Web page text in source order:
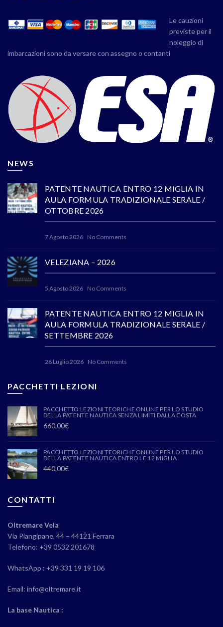
Le cauzioni
previste per il
noleggio di
imbarcazioni sono da versare con assegno o contanti
NEWS
PATENTE NAUTICA ENTRO 12 MIGLIA IN
AULA FORMULA TRADIZIONALE SERALE /
OTTOBRE 2026
7 Agosto 2026 No Comments
VELEZIANA – 2026
5 Agosto 2026 No Comments
PATENTE NAUTICA ENTRO 12 MIGLIA IN
AULA FORMULA TRADIZIONALE SERALE /
SETTEMBRE 2026
28 Luglio 2026 No Comments
PACCHETTI LEZIONI
PACCHETTO LEZIONI TEORICHE ONLINE PER LO STUDIO
DELLA PATENTE NAUTICA SENZA LIMITI DALLA COSTA
660,00€
PACCHETTO LEZIONI TEORICHE ONLINE PER LO STUDIO
DELLA PATENTE NAUTICA ENTRO LE 12 MIGLIA
440,00€
CONTATTI
Oltremare Vela
Via Piangipane, 44 – 44121 Ferrara
Telefono: +39 0532 201678
WhatsApp : +39 331 19 19 106
Email: info@oltremare.it
La base Nautica :